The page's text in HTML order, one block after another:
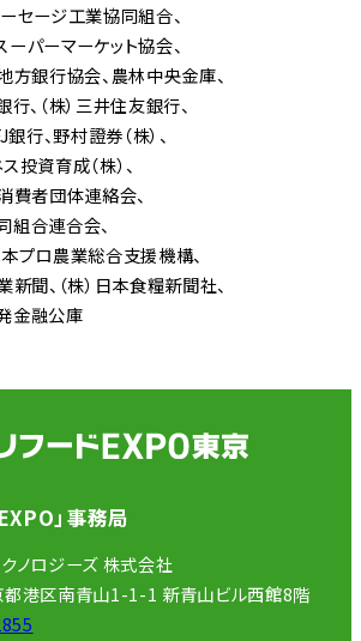
ーセージ工業協同組合
ーパーマーケット協会
方銀行協会 農林中央金庫
行 （株）三井住友銀行
銀行 野村證券（株）
投資育成（株）
消費者団体連絡会
組合連合会
プロ農業総合支援機構
新聞 （株）日本食糧新聞社
金融公庫
」事務局
ノロジーズ 株式会社
港区南青山1-1-1 新青山ビル西館8階